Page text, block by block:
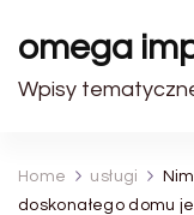
omega
Wpisy
Home usługi
doskonałego domu